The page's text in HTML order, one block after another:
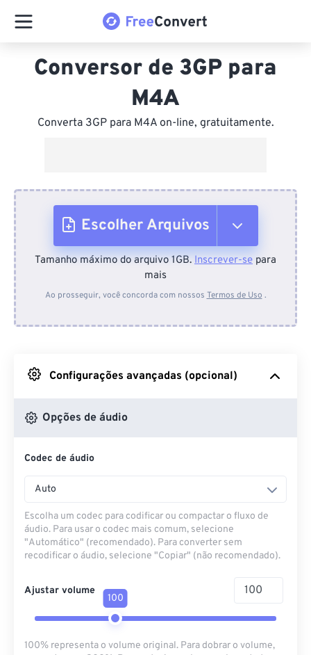
Conversor de 3GP para
M4A
Converta 3GP para M4A on-line, gratuitamente.
Escolher Arquivos
Do dispositivo
Do Google Drive
Do OneDrive
Tamanho máximo do arquivo 1GB. Inscrever-se para
mais
Ao prosseguir, você concorda com nossos Termos de Uso .
Configurações avançadas (opcional)
Opções de áudio
Codec de áudio
Auto
Escolha um codec para codificar ou compactar o fluxo de
áudio. Para usar o codec mais comum, selecione
"Automático" (recomendado). Para converter sem
recodificar o áudio, selecione "Copiar" (não recomendado).
Ajustar volume
100
100% representa o volume original. Para dobrar o volume,